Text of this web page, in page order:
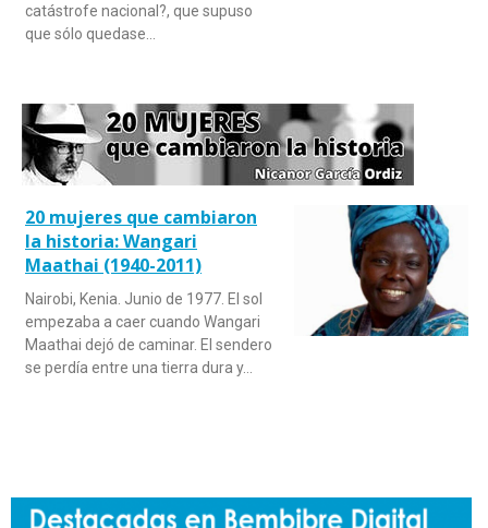
catástrofe nacional?, que supuso
que sólo quedase…
20 mujeres que cambiaron
la historia: Wangari
Maathai (1940-2011)
Nairobi, Kenia. Junio de 1977. El sol
empezaba a caer cuando Wangari
Maathai dejó de caminar. El sendero
se perdía entre una tierra dura y…